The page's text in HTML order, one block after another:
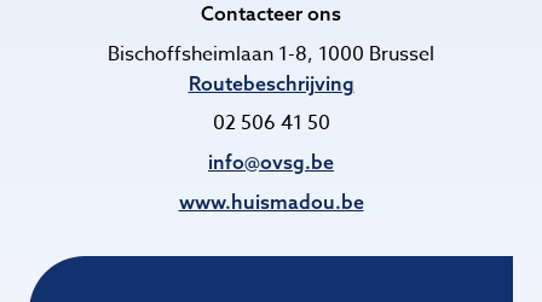
Contacteer ons
Bischoffsheimlaan 1-8, 1000 Brussel
Routebeschrijving
02 506 41 50
info@ovsg.be
www.huismadou.be